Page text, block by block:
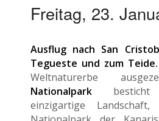
Freitag, 23.
Ausflug nach San
Tegueste und zum Teide.
Weltnaturerbe
Nationalpark besticht
einzigartige